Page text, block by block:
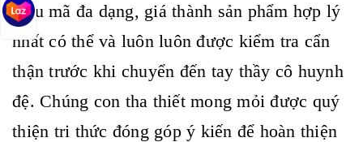
mẫu mã đa dạng, giá thành sản phẩm hợp lý
nhất có thể và luôn luôn được kiểm tra cẩn
thận trước khi chuyển đến tay thầy cô huynh
đệ. Chúng con tha thiết mong mỏi được quý
thiện tri thức đóng góp ý kiến để hoàn thiện